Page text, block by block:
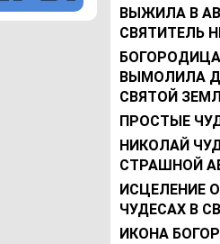
ВЫЖИЛА В
СВЯТИТЕЛЬ
ВЫМОЛИЛА
СВЯТОЙ
ПРОСТЫЕ
НИКОЛАЙ
СТРАШНОЙ
ИСЦЕЛЕНИЕ
ЧУДЕСАХ В
ИКОНА